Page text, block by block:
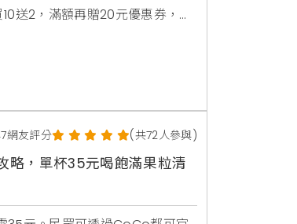
送2，滿額再贈20元優惠券，愛
網友評分 (共72人參與)
略，單杯35元喝飽滿果粒清